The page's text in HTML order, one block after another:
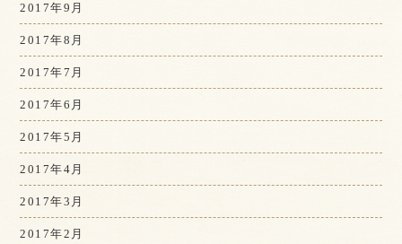
2017年9月
2017年8月
2017年7月
2017年6月
2017年5月
2017年4月
2017年3月
2017年2月